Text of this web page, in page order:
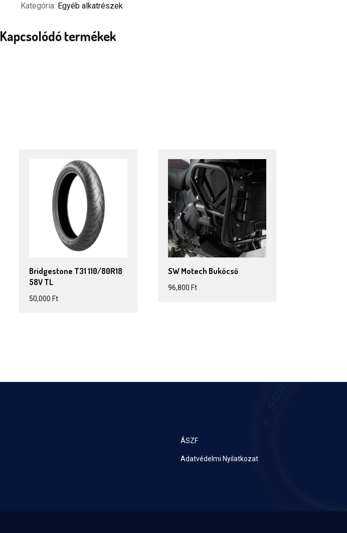
160/60
hátsó
Kategória: Egyéb alkatrészek
Kapcsolódó termékek
Bridgestone T31 110/80R18
58V TL
50,000Ft
SW Motech Bukócső
96,800 Ft
ÁSZF
Adatvédelmi Nyilatkozat